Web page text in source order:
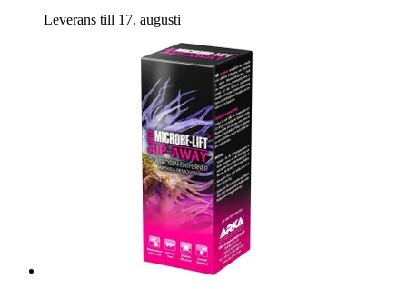
Leverans till 17. augusti